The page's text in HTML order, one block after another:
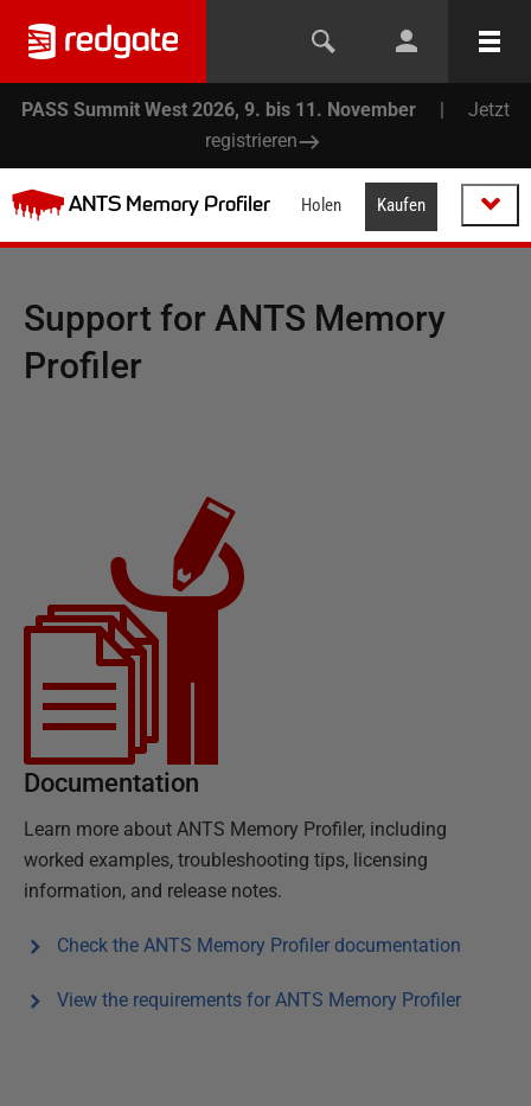
PASS Summit West 2026, 9. bis 11. November |
Jetzt
registrieren
ANTS Memory Profiler Holen Kaufen
Support for ANTS Memory
Profiler
Documentation
Learn more about ANTS Memory Profiler, including
worked examples, troubleshooting tips, licensing
information, and release notes.
Check the ANTS Memory Profiler documentation
View the requirements for ANTS Memory Profiler